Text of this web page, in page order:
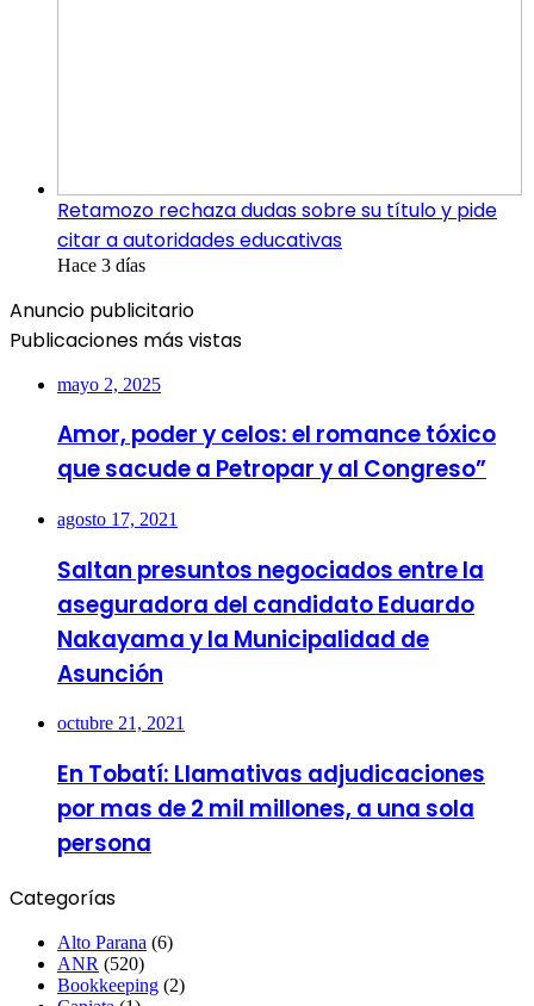
Retamozo rechaza dudas sobre su título y pide
citar a autoridades educativas
Hace 3 días
Anuncio publicitario
Publicaciones más vistas
mayo 2, 2025
Amor, poder y celos: el romance tóxico
que sacude a Petropar y al Congreso”
agosto 17, 2021
Saltan presuntos negociados entre la
aseguradora del candidato Eduardo
Nakayama y la Municipalidad de
Asunción
octubre 21, 2021
En Tobatí: Llamativas adjudicaciones
por mas de 2 mil millones, a una sola
persona
Categorías
Alto Parana (6)
ANR (520)
Bookkeeping (2)